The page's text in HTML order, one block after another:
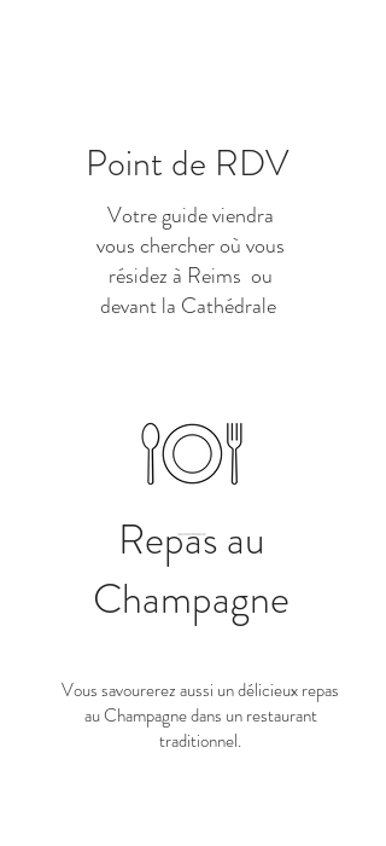
Point de RDV
Votre guide viendra
vous chercher où vous
résidez à Reims ou
devant la Cathédrale
Repas au
Champagne
Vous savourerez aussi un délicieux repas
au Champagne dans un restaurant
traditionnel.